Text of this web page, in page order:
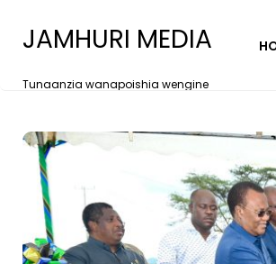
JAMHURI MEDIA
Tunaanzia wanapoishia wengine